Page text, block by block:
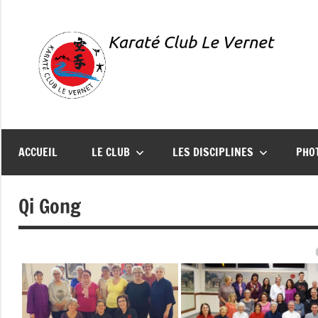
contenu
Karaté
Club
Le
Vernet
du
Karaté
Vernet
ACCUEIL LE CLUB LES DISCIPLINES
Qi Gong